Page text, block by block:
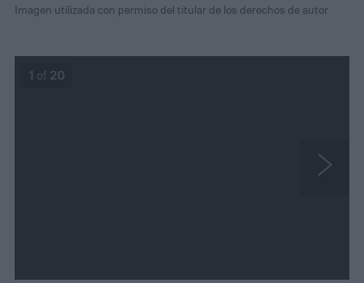
Imagen utilizada con permiso del titular de los derechos de autor
1 of 20